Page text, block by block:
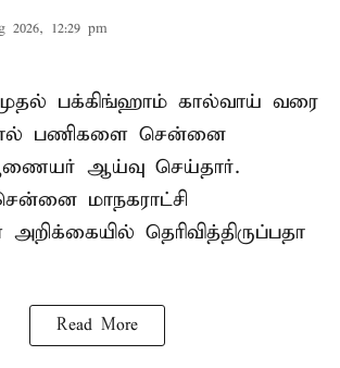
2026, 12:29 pm
பக்கிங்ஹாம் கால்வாய் வரை
பணிகளை சென்னை
ஆய்வு செய்தார்.
மாநகராட்சி
தெரிவித்திருப்பதா
Read More